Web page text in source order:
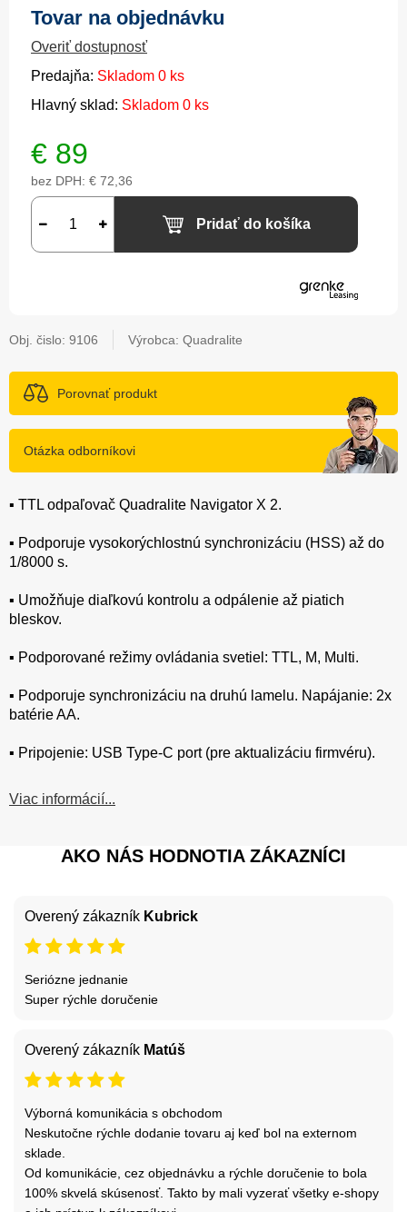
Tovar na objednávku
Overiť dostupnosť
Predajňa: Skladom 0 ks
Hlavný sklad: Skladom 0 ks
€ 89
bez DPH: € 72,36
Pridať do košíka
Obj. čislo: 9106 Výrobca: Quadralite
Porovnať produkt
Otázka odborníkovi
▪️ TTL odpaľovač Quadralite Navigator X 2.
▪️ Podporuje vysokorýchlostnú synchronizáciu (HSS) až do
1/8000 s.
▪️ Umožňuje diaľkovú kontrolu a odpálenie až piatich
bleskov.
▪️ Podporované režimy ovládania svetiel: TTL, M, Multi.
▪️ Podporuje synchronizáciu na druhú lamelu. Napájanie: 2x
batérie AA.
▪️ Pripojenie: USB Type-C port (pre aktualizáciu firmvéru).
Viac informácií...
AKO NÁS HODNOTIA ZÁKAZNÍCI
Overený zákazník Kubrick
Seriózne jednanie
Super rýchle doručenie
Overený zákazník Matúš
Výborná komunikácia s obchodom
Neskutočne rýchle dodanie tovaru aj keď bol na externom
sklade.
Od komunikácie, cez objednávku a rýchle doručenie to bola
100% skvelá skúsenosť. Takto by mali vyzerať všetky e-shopy